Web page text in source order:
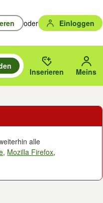
oder Einloggen
und mit Eingabetaste
oder Vorschläge mit
Orts oder PLZ.
Inserieren Meins
alle
, Mozilla Firefox,